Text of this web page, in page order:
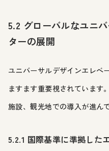
5.2 グローバルなユニ
ターの展開
ユニバーサルデザインエレベ
ますます重要視されています
施設、観光地での導入が進ん
5.2.1 国際基準に準拠した